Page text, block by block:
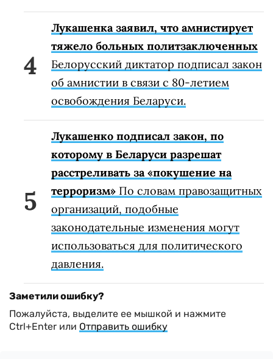
Лукашенка заявил, что амнистирует
тяжело больных политзаключенных
Белорусский диктатор подписал закон
об амнистии в связи с 80-летием
освобождения Беларуси.
Лукашенко подписал закон, по
которому в Беларуси разрешат
расстреливать за «покушение на
терроризм» По словам правозащитных
организаций, подобные
законодательные изменения могут
использоваться для политического
давления.
Заметили ошибку?
Пожалуйста, выделите ее мышкой и нажмите
Ctrl+Enter или Отправить ошибку